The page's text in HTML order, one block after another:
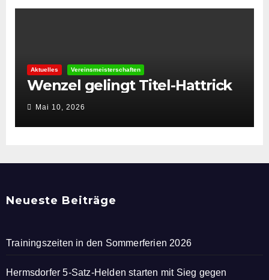
Aktuelles Vereinsmeisterschaften
Wenzel gelingt Titel-Hattrick
Mai 10, 2026
Neueste Beiträge
Trainingszeiten in den Sommerferien 2026
Hermsdorfer 5-Satz-Helden starten mit Sieg gegen